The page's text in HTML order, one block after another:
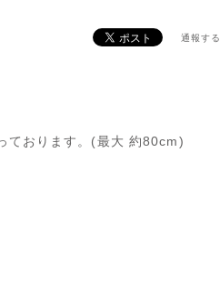
通報する
ております。(最大 約80cm)